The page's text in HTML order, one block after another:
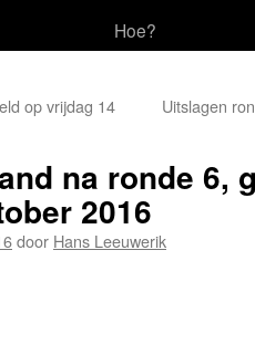
Hoe?
op vrijdag 14
Uitslagen
na ronde 6,
2016
door Hans Leeuwerik